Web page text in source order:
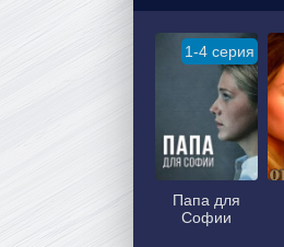
1-4 серия
Папа для
Софии